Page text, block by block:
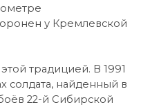
у Кремлевской
традицией. В 1991
солдата, найденный в
22-й Сибирской